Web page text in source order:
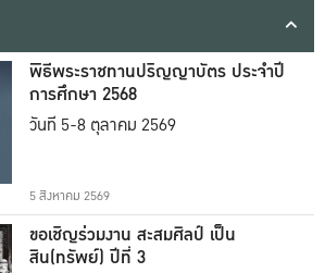
พิธีพระราชทานปริญญาบัตร ประจำปี
การศึกษา 2568
วันที่ 5-8 ตุลาคม 2569
5 สิงหาคม 2569
ขอเชิญร่วมงาน สะสมศิลป์ เป็น
สิน(ทรัพย์) ปีที่ 3